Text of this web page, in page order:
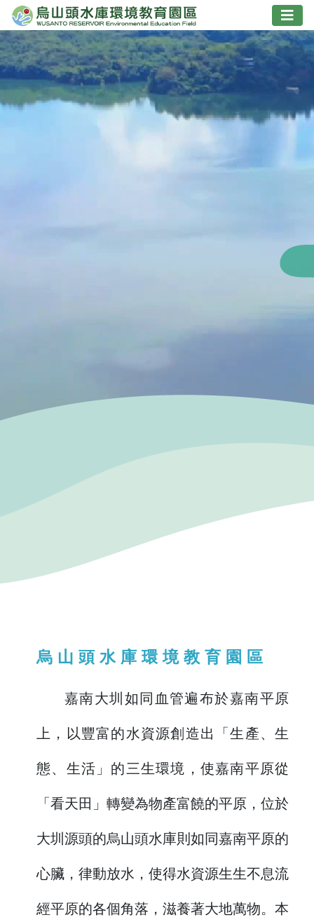
主
要
內
容
烏山頭水庫環境教育園區
嘉南大圳如同血管遍布於嘉南平原
上，以豐富的水資源創造出「生產、生
態、生活」的三生環境，使嘉南平原從
「看天田」轉變為物產富饒的平原，位於
大圳源頭的烏山頭水庫則如同嘉南平原的
心臟，律動放水，使得水資源生生不息流
經平原的各個角落，滋養著大地萬物。本